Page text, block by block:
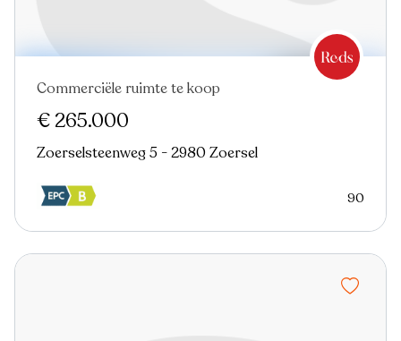
Commerciële ruimte te koop
€ 265.000
Zoerselsteenweg 5 - 2980 Zoersel
90